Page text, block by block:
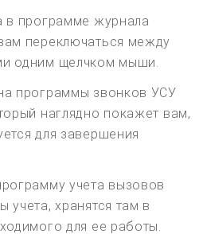
в программе журнала
переключаться между
одним щелчком мыши.
программы звонков УСУ
наглядно покажет вам,
для завершения
учета вызовов
учета, хранятся там в
для ее работы.